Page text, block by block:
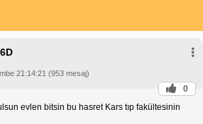
21:14:21 (953 mesaj)
0
evlen bitsin bu hasret Kars tıp fakültesinin